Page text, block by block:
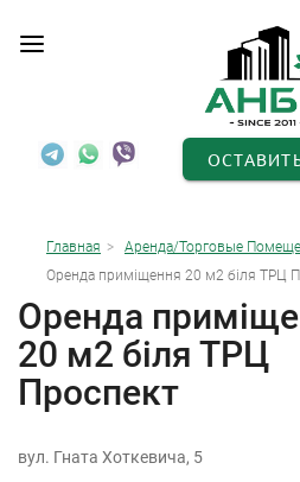
Главная
Аренда/Торговые
Оренда приміщення 20 м2 біля ТРЦ
Оренда
20 м2 біля ТРЦ
Проспект
вул. Гната Хоткевича, 5